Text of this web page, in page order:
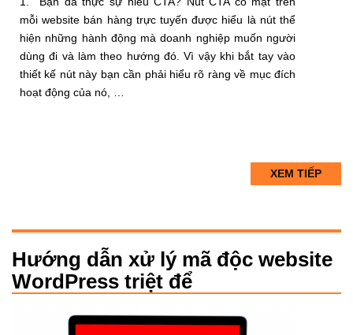
mỗi website bán hàng trực tuyến được hiểu là nút thể
hiện những hành động mà doanh nghiệp muốn người
dùng đi và làm theo hướng đó. Vì vậy khi bắt tay vào
thiết kế nút này bạn cần phải hiểu rõ ràng về mục đích
hoạt động của nó, …
XEM TIẾP
Hướng dẫn xử lý mã độc website
WordPress triệt để